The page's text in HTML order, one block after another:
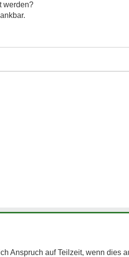
werden?
Anspruch auf Teilzeit, wenn dies